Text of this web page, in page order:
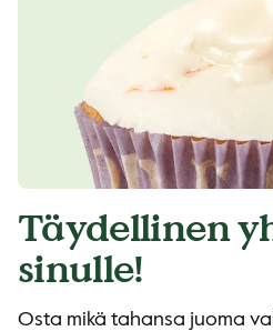
Täydellinen
sinulle!
Osta mikä tahansa juoma